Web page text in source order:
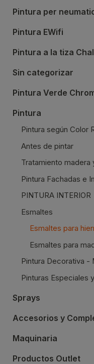
Pintura per
Pintura EWifi
Pintura a la tiza
Sin categorizar
Pintura Verde
Pintura
Pintura según Color
Antes de pintar
Tratamiento madera
Pintura Fachadas e
PINTURA INTERIOR
Esmaltes
Esmaltes para
Esmaltes para
Pintura Decorativa -
Pinturas Especiales
Sprays
Accesorios y
Maquinaria
Productos Outlet